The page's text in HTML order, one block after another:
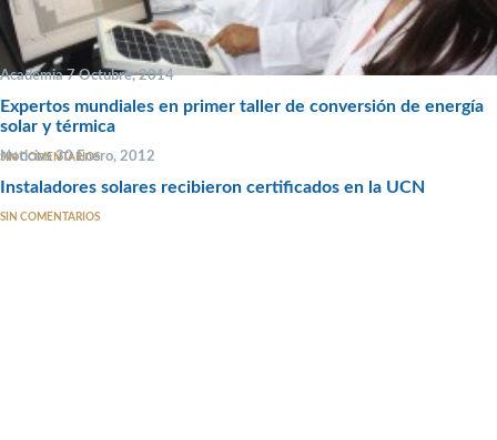
Academia 7 Octubre, 2014
Expertos mundiales en primer taller de conversión de energía
solar y térmica
SIN COMENTARIOS
Noticias 30 Enero, 2012
Instaladores solares recibieron certificados en la UCN
SIN COMENTARIOS